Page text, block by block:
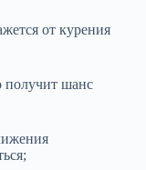
от курения
получит шанс